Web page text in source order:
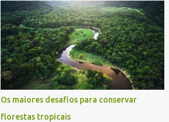
Os maiores desafios para conservar
florestas tropicais